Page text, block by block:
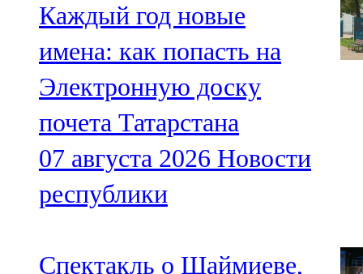
Каждый год новые
имена: как попасть на
Электронную доску
почета Татарстана
07 августа 2026 Новости
республики
Спектакль о Шаймиеве,